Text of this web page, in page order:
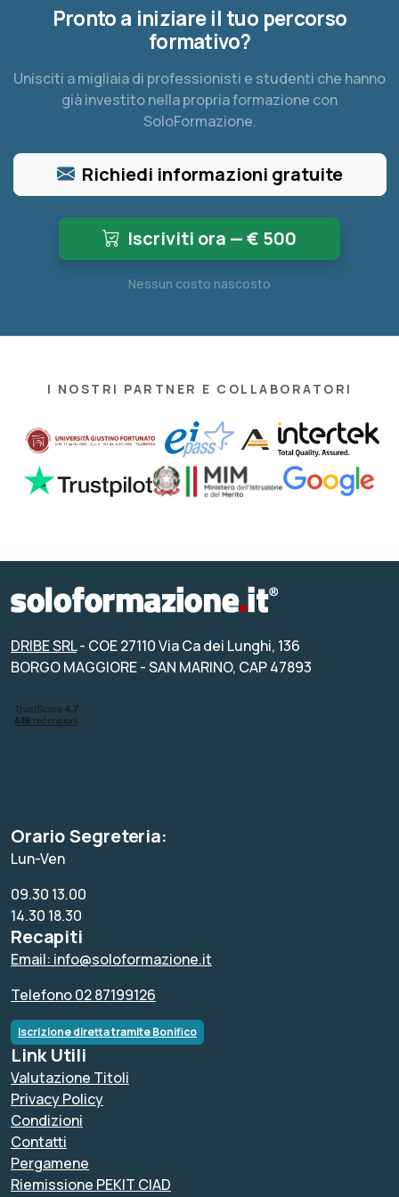
Pronto a iniziare il tuo percorso
formativo?
Unisciti a migliaia di professionisti e studenti che hanno
già investito nella propria formazione con
SoloFormazione.
Richiedi informazioni gratuite
Iscriviti ora — € 500
Nessun costo nascosto
I NOSTRI PARTNER E COLLABORATORI
DRIBE SRL- COE 27110 Via Ca dei Lunghi, 136
BORGO MAGGIORE - SAN MARINO, CAP 47893
Orario Segreteria:
Lun-Ven
09.30 13.00
14.30 18.30
Recapiti
Email: info@soloformazione.it
Telefono 02 87199126
Iscrizione diretta tramite Bonifico
Link Utili
Valutazione Titoli
Privacy Policy
Condizioni
Contatti
Pergamene
Riemissione PEKIT CIAD